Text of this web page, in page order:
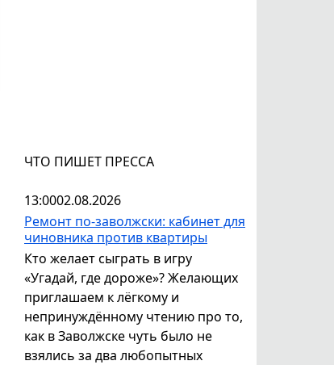
ЧТО ПИШЕТ ПРЕССА
13:0002.08.2026
Ремонт по-заволжски: кабинет для
чиновника против квартиры
Кто желает сыграть в игру
«Угадай, где дороже»? Желающих
приглашаем к лёгкому и
непринуждённому чтению про то,
как в Заволжске чуть было не
взялись за два любопытных